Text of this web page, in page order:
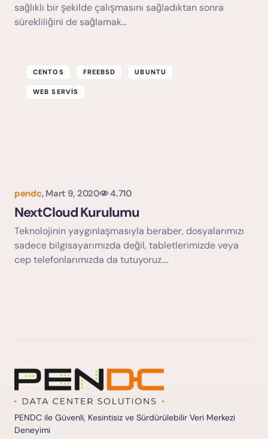
sağlıklı bir şekilde çalışmasını sağladıktan sonra
sürekliliğini de sağlamak…
CENTOS FREEBSD UBUNTU
WEB SERVIS
pendc, Mart 9, 2020 4.710
NextCloud Kurulumu
Teknolojinin yaygınlaşmasıyla beraber, dosyalarımızı
sadece bilgisayarımızda değil, tabletlerimizde veya
cep telefonlarımızda da tutuyoruz.…
PENDC ile Güvenli, Kesintisiz ve Sürdürülebilir Veri Merkezi
Deneyimi